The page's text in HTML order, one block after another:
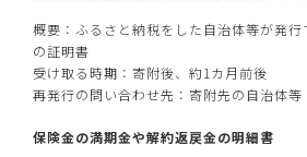
概要：ふるさと納税をした自治体等が発行
の証明書
受け取る時期：寄附後、約1カ月前後
再発行の問い合わせ先：寄附先の自治体等
保険金の満期金や解約返戻金の明細書